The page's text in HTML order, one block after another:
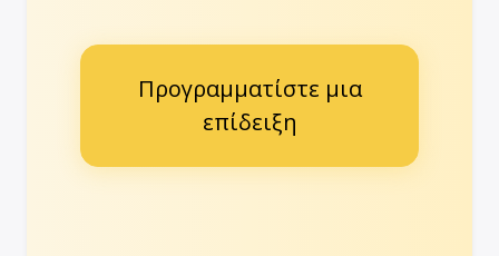
Προγραμματίστε μια
επίδειξη